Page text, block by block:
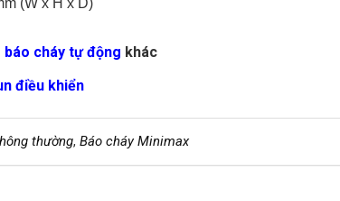
(W x H x D)
báo cháy tự động khác
điều khiển
thường, Báo cháy Minimax